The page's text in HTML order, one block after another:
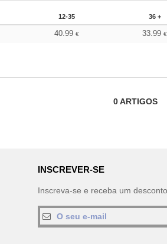
12-35 36 +
40.99 € 33.99€
0ARTIGOS
INSCREVER-SE
Inscreva-se e receba um